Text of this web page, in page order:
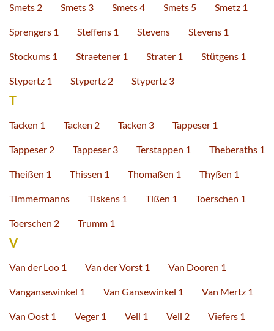
Smets 2 Smets 3 Smets 4 Smets 5 Smetz 1
Sprengers 1 Steffens 1 Stevens Stevens 1
Stockums 1 Straetener 1 Strater 1 Stütgens 1
Stypertz 1 Stypertz 2 Stypertz 3
T
Tacken 1 Tacken 2 Tacken 3 Tappeser 1
Tappeser 2 Tappeser 3 Terstappen 1 Theberaths 1
Theißen 1 Thissen 1 Thomaßen 1 Thyßen 1
Timmermanns Tiskens 1 Tißen 1 Toerschen 1
Toerschen 2 Trumm 1
V
Van der Loo 1 Van der Vorst 1 Van Dooren 1
Vangansewinkel 1 Van Gansewinkel 1 Van Mertz 1
Van Oost 1 Veger 1 Vell 1 Vell 2 Viefers 1